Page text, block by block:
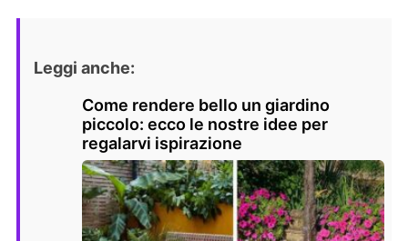
Leggi anche:
Come rendere bello un giardino
piccolo: ecco le nostre idee per
regalarvi ispirazione